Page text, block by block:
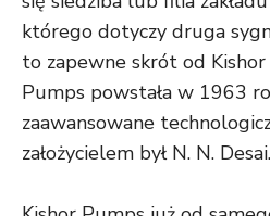
którego dotyczy druga
to zapewne skrót od
Pumps powstała w 1963
zaawansowane
założycielem był N. N. Desai.